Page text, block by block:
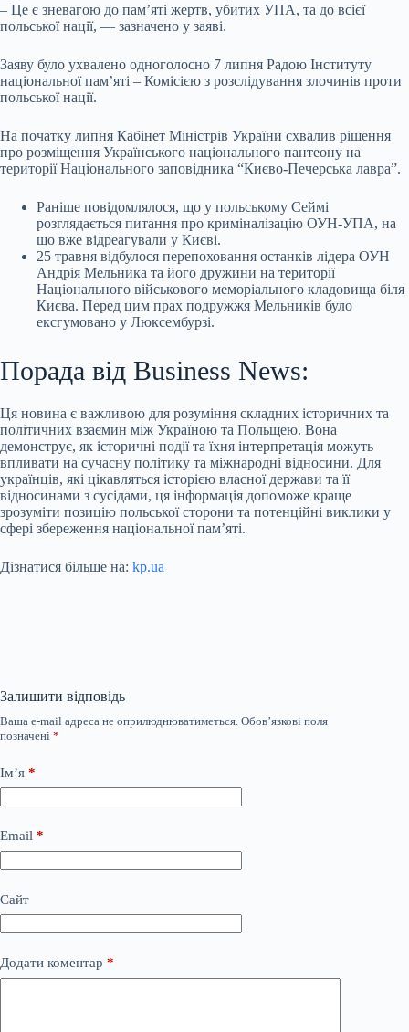
– Це є зневагою до пам’яті жертв, убитих УПА, та до всієї
польської нації, — зазначено у заяві.
Заяву було ухвалено одноголосно 7 липня Радою Інституту
національної пам’яті – Комісією з розслідування злочинів проти
польської нації.
На початку липня Кабінет Міністрів України схвалив рішення
про розміщення Українського національного пантеону на
території Національного заповідника “Києво-Печерська лавра”.
Раніше повідомлялося, що у польському Сеймі
розглядається питання про криміналізацію ОУН-УПА, на
що вже відреагували у Києві.
25 травня відбулося перепоховання останків лідера ОУН
Андрія Мельника та його дружини на території
Національного військового меморіального кладовища біля
Києва. Перед цим прах подружжя Мельників було
ексгумовано у Люксембурзі.
Порада від Business News:
Ця новина є важливою для розуміння складних історичних та
політичних взаємин між Україною та Польщею. Вона
демонструє, як історичні події та їхня інтерпретація можуть
впливати на сучасну політику та міжнародні відносини. Для
українців, які цікавляться історією власної держави та її
відносинами з сусідами, ця інформація допоможе краще
зрозуміти позицію польської сторони та потенційні виклики у
сфері збереження національної пам’яті.
Дізнатися більше на: kp.ua
Залишити відповідь
Ваша e-mail адреса не оприлюднюватиметься. Обов’язкові поля
позначені *
Ім’я *
Email *
Сайт
Додати коментар *